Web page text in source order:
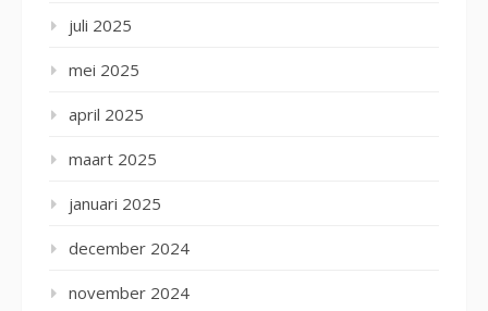
juli 2025
mei 2025
april 2025
maart 2025
januari 2025
december 2024
november 2024